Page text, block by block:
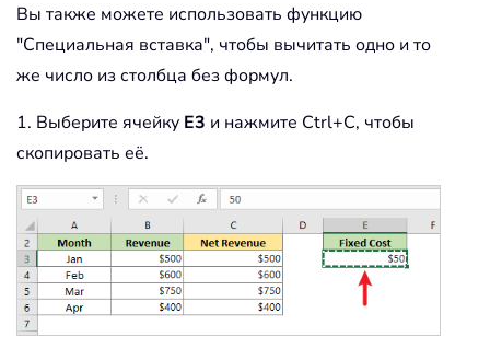
Вы также можете использовать функцию
"Специальная вставка", чтобы вычитать одно и то
же число из столбца без формул.
1. Выберите ячейку E3 и нажмите Ctrl+C, чтобы
скопировать её.